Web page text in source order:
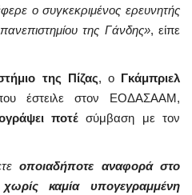
ο συγκεκριμένος ερευνητής
της Γάνδης», είπε
της Πίζας, ο Γκάμπριελ
έστειλε στον ΕΟΔΑΣΑΑΜ,
ποτέσύμβαση με τον
οποιαδήποτε αναφορά στο
χωρίς καμία υπογεγραμμένη